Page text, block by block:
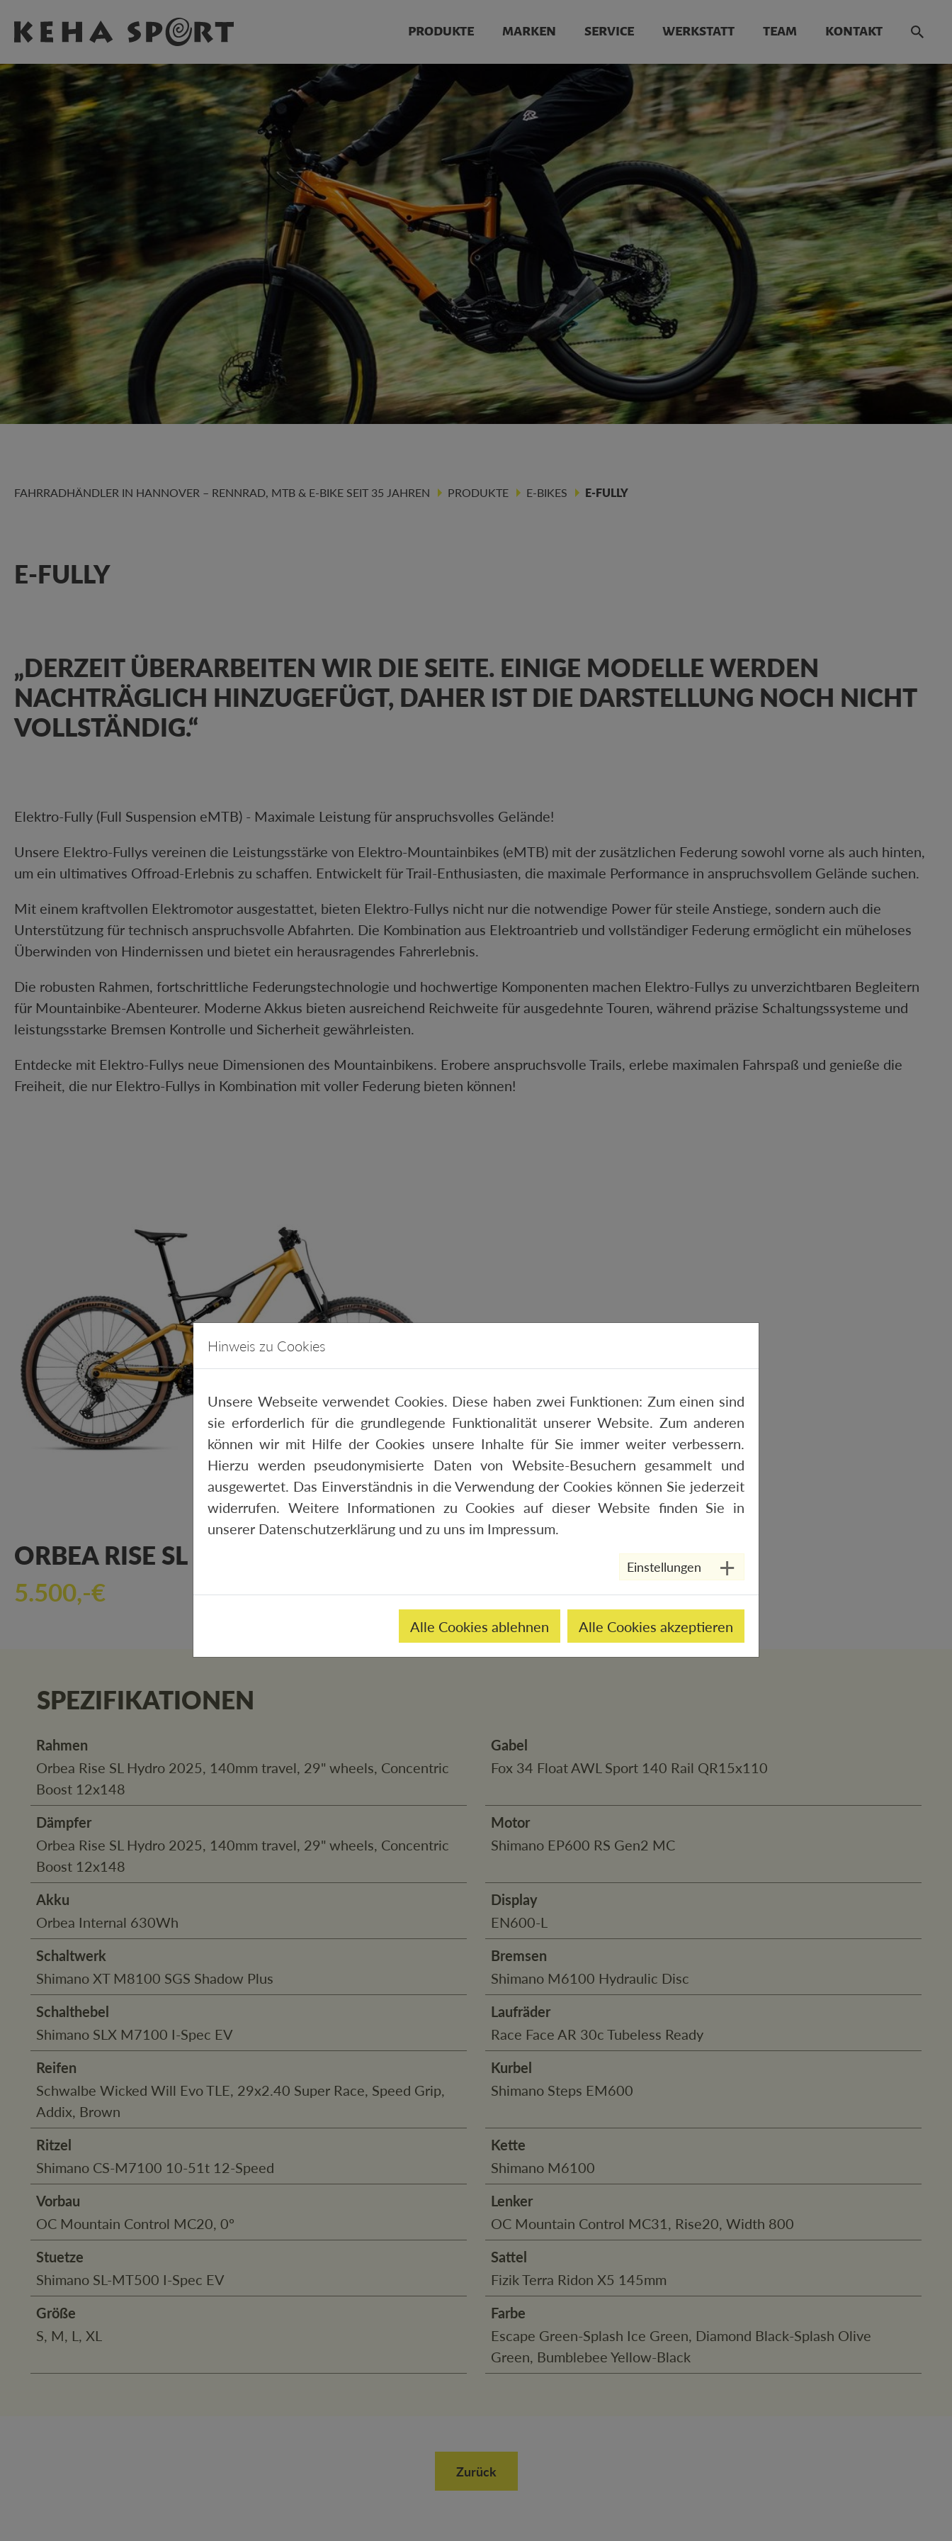
PRODUKTE MARKEN SERVICE WERKSTATT TEAM KONTAKT
FAHRRADHÄNDLER IN HANNOVER – RENNRAD, MTB & E-BIKE SEIT 35 JAHREN PRODUKTE E-BIKES E-FULLY
E-FULLY
„DERZEIT ÜBERARBEITEN WIR DIE SEITE. EINIGE MODELLE WERDEN
NACHTRÄGLICH HINZUGEFÜGT, DAHER IST DIE DARSTELLUNG NOCH NICHT
VOLLSTÄNDIG.“
Elektro-Fully (Full Suspension eMTB) - Maximale Leistung für anspruchsvolles Gelände!
Unsere Elektro-Fullys vereinen die Leistungsstärke von Elektro-Mountainbikes (eMTB) mit der zusätzlichen Federung sowohl vorne als auch hinten,
um ein ultimatives Offroad-Erlebnis zu schaffen. Entwickelt für Trail-Enthusiasten, die maximale Performance in anspruchsvollem Gelände suchen.
Mit einem kraftvollen Elektromotor ausgestattet, bieten Elektro-Fullys nicht nur die notwendige Power für steile Anstiege, sondern auch die
Unterstützung für technisch anspruchsvolle Abfahrten. Die Kombination aus Elektroantrieb und vollständiger Federung ermöglicht ein müheloses
Überwinden von Hindernissen und bietet ein herausragendes Fahrerlebnis.
Die robusten Rahmen, fortschrittliche Federungstechnologie und hochwertige Komponenten machen Elektro-Fullys zu unverzichtbaren Begleitern
für Mountainbike-Abenteurer. Moderne Akkus bieten ausreichend Reichweite für ausgedehnte Touren, während präzise Schaltungssysteme und
leistungsstarke Bremsen Kontrolle und Sicherheit gewährleisten.
Entdecke mit Elektro-Fullys neue Dimensionen des Mountainbikens. Erobere anspruchsvolle Trails, erlebe maximalen Fahrspaß und genieße die
Freiheit, die nur Elektro-Fullys in Kombination mit voller Federung bieten können!
ORBEA RISE SL H20 2025
5.500,-€
SPEZIFIKATIONEN
Rahmen
Orbea Rise SL Hydro 2025, 140mm travel, 29" wheels, Concentric
Boost 12x148
Gabel
Fox 34 Float AWL Sport 140 Rail QR15x110
Dämpfer
Orbea Rise SL Hydro 2025, 140mm travel, 29" wheels, Concentric
Boost 12x148
Motor
Shimano EP600 RS Gen2 MC
Akku
Orbea Internal 630Wh
Display
EN600-L
Schaltwerk
Shimano XT M8100 SGS Shadow Plus
Bremsen
Shimano M6100 Hydraulic Disc
Schalthebel
Shimano SLX M7100 I-Spec EV
Laufräder
Race Face AR 30c Tubeless Ready
Reifen
Schwalbe Wicked Will Evo TLE, 29x2.40 Super Race, Speed Grip,
Addix, Brown
Kurbel
Shimano Steps EM600
Ritzel
Shimano CS-M7100 10-51t 12-Speed
Kette
Shimano M6100
Vorbau
OC Mountain Control MC20, 0º
Lenker
OC Mountain Control MC31, Rise20, Width 800
Stuetze
Shimano SL-MT500 I-Spec EV
Sattel
Fizik Terra Ridon X5 145mm
Größe
S, M, L, XL
Farbe
Escape Green-Splash Ice Green, Diamond Black-Splash Olive
Green, Bumblebee Yellow-Black
Zurück
Hinweis zu Cookies
Unsere Webseite verwendet Cookies. Diese haben zwei Funktionen: Zum einen sind
sie erforderlich für die grundlegende Funktionalität unserer Website. Zum anderen
können wir mit Hilfe der Cookies unsere Inhalte für Sie immer weiter verbessern.
Hierzu werden pseudonymisierte Daten von Website-Besuchern gesammelt und
ausgewertet. Das Einverständnis in die Verwendung der Cookies können Sie jederzeit
widerrufen. Weitere Informationen zu Cookies auf dieser Website finden Sie in
unserer Datenschutzerklärung und zu uns im Impressum.
Einstellungen
Alle Cookies ablehnen Alle Cookies akzeptieren